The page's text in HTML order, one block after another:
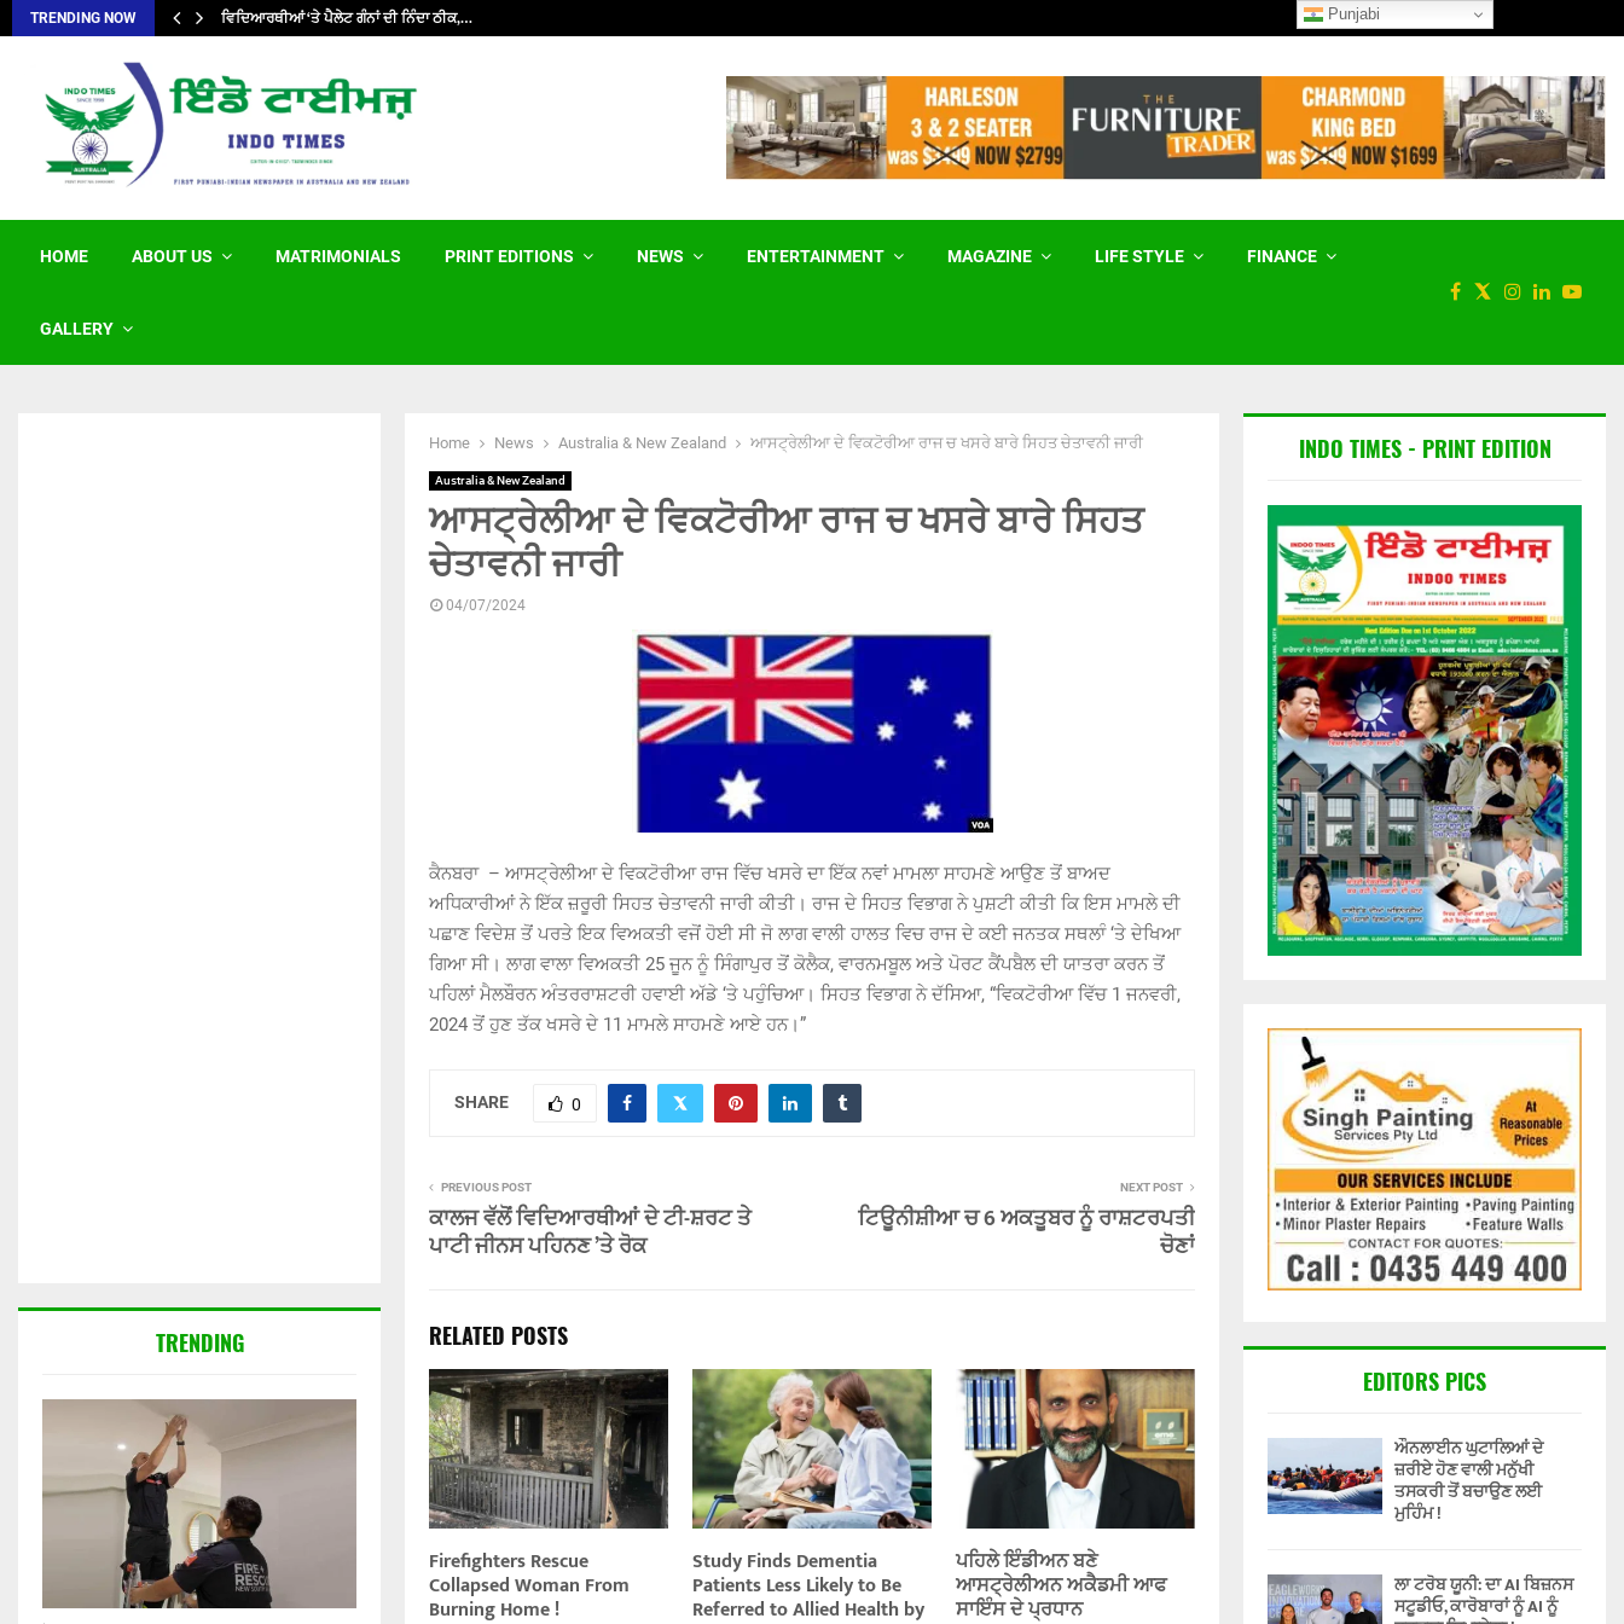
TRENDING NOW ਵਿਦਿਆਰਥੀਆਂ ‘ਤੇ ਪੈਲੇਟ ਗੰਨਾਂ ਦੀ ਨਿੰਦਾ ਠੀਕ,… ਦੇਸ਼ ਵਿੱਚ ਕੰਪ੍ਰੈਸਡ ਬਾਇਓਗੈਸ ਨੂੰ
HOME ABOUT US MATRIMONIALS PRINT EDITIONS NEWS ENTERTAINMENT MAGAZINE LIFE STYLE FINANCE
GALLERY
Home News Australia & New Zealand ਆਸਟ੍ਰੇਲੀਆ ਦੇ ਵਿਕਟੋਰੀਆ ਰਾਜ ਚ ਖਸਰੇ ਬਾਰੇ ਸਿਹਤ ਚੇਤਾਵਨੀ ਜਾਰੀ
Australia & New Zealand
ਆਸਟ੍ਰੇਲੀਆ ਦੇ ਵਿਕਟੋਰੀਆ ਰਾਜ ਚ ਖਸਰੇ ਬਾਰੇ ਸਿਹਤ
ਚੇਤਾਵਨੀ ਜਾਰੀ
04/07/2024
ਕੈਨਬਰਾ – ਆਸਟ੍ਰੇਲੀਆ ਦੇ ਵਿਕਟੋਰੀਆ ਰਾਜ ਵਿੱਚ ਖਸਰੇ ਦਾ ਇੱਕ ਨਵਾਂ ਮਾਮਲਾ ਸਾਹਮਣੇ ਆਉਣ ਤੋਂ ਬਾਅਦ
ਅਧਿਕਾਰੀਆਂ ਨੇ ਇੱਕ ਜ਼ਰੂਰੀ ਸਿਹਤ ਚੇਤਾਵਨੀ ਜਾਰੀ ਕੀਤੀ। ਰਾਜ ਦੇ ਸਿਹਤ ਵਿਭਾਗ ਨੇ ਪੁਸ਼ਟੀ ਕੀਤੀ ਕਿ ਇਸ ਮਾਮਲੇ ਦੀ
ਪਛਾਣ ਵਿਦੇਸ਼ ਤੋਂ ਪਰਤੇ ਇਕ ਵਿਅਕਤੀ ਵਜੋਂ ਹੋਈ ਸੀ ਜੋ ਲਾਗ ਵਾਲੀ ਹਾਲਤ ਵਿਚ ਰਾਜ ਦੇ ਕਈ ਜਨਤਕ ਸਥਲਾੰ ‘ਤੇ ਦੇਖਿਆ
ਗਿਆ ਸੀ। ਲਾਗ ਵਾਲਾ ਵਿਅਕਤੀ 25 ਜੂਨ ਨੂੰ ਸਿੰਗਾਪੁਰ ਤੋਂ ਕੋਲੈਕ, ਵਾਰਨਮਬੂਲ ਅਤੇ ਪੋਰਟ ਕੈਂਪਬੈਲ ਦੀ ਯਾਤਰਾ ਕਰਨ ਤੋਂ
ਪਹਿਲਾਂ ਮੈਲਬੌਰਨ ਅੰਤਰਰਾਸ਼ਟਰੀ ਹਵਾਈ ਅੱਡੇ ‘ਤੇ ਪਹੁੰਚਿਆ। ਸਿਹਤ ਵਿਭਾਗ ਨੇ ਦੱਸਿਆ, “ਵਿਕਟੋਰੀਆ ਵਿੱਚ 1 ਜਨਵਰੀ,
2024 ਤੋਂ ਹੁਣ ਤੱਕ ਖਸਰੇ ਦੇ 11 ਮਾਮਲੇ ਸਾਹਮਣੇ ਆਏ ਹਨ।”
SHARE 0
PREVIOUS POST
ਕਾਲਜ ਵੱਲੋਂ ਵਿਦਿਆਰਥੀਆਂ ਦੇ ਟੀ-ਸ਼ਰਟ ਤੇ
ਪਾਟੀ ਜੀਨਸ ਪਹਿਨਣ ’ਤੇ ਰੋਕ
NEXT POST
ਟਿਊਨੀਸ਼ੀਆ ਚ 6 ਅਕਤੂਬਰ ਨੂੰ ਰਾਸ਼ਟਰਪਤੀ
ਚੋਣਾਂ
RELATED POSTS
Firefighters Rescue
Collapsed Woman From
Burning Home !
Study Finds Dementia
Patients Less Likely to Be
Referred to Allied Health by
ਪਹਿਲੇ ਇੰਡੀਅਨ ਬਣੇ
ਆਸਟ੍ਰੇਲੀਅਨ ਅਕੈਡਮੀ ਆਫ
ਸਾਇੰਸ ਦੇ ਪ੍ਰਧਾਨ
TRENDING
INDO TIMES - PRINT EDITION
EDITORS PICS
ਔਨਲਾਈਨ ਘੁਟਾਲਿਆਂ ਦੇ
ਜ਼ਰੀਏ ਹੋਣ ਵਾਲੀ ਮਨੁੱਖੀ
ਤਸਕਰੀ ਤੋਂ ਬਚਾਉਣ ਲਈ
ਮੁਹਿੰਮ !
ਲਾ ਟਰੋਬ ਯੂਨੀ: ਦਾ AI ਬਿਜ਼ਨਸ
ਸਟੂਡੀਓ, ਕਾਰੋਬਾਰਾਂ ਨੂੰ AI ਨੂੰ
Punjabi